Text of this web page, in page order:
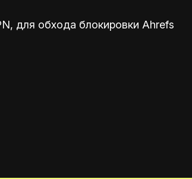
для обхода блокировки Ahrefs